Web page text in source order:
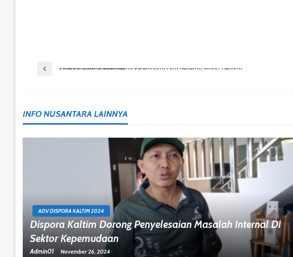
Post
Previous Post TP-PKK Karang Rejo Bekali Perempuan Dan Generasi Muda Dengan Keterampilan Membatik
INFO NUSANTARA LAINNYA
ADV DISPORA KALTIM 2024
Dispora Kaltim Dorong Penyelesaian Masalah Internal Di
Sektor Kepemudaan
Admin01 November 26, 2024